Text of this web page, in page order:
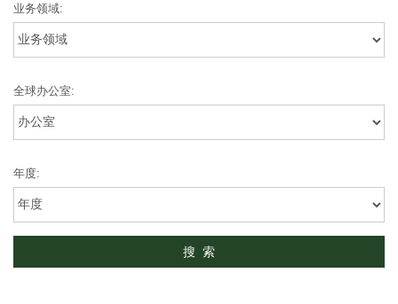
业务领域:
全球办公室:
年度: